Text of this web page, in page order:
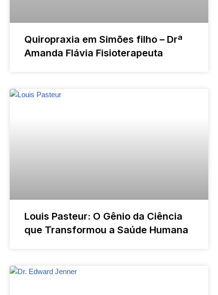
Quiropraxia em Simões filho – Drª
Amanda Flávia Fisioterapeuta
Louis Pasteur: O Gênio da Ciência
que Transformou a Saúde Humana